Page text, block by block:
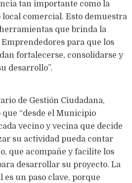
tan importante como la
comercial. Esto demuestra
que brinda la
para que los
fortalecerse, consolidarse y
desarrollo”.
de Gestión Ciudadana,
“desde el Municipio
vecino y vecina que decide
su actividad pueda contar
que acompañe y facilite los
desarrollar su proyecto. La
un paso clave, porque